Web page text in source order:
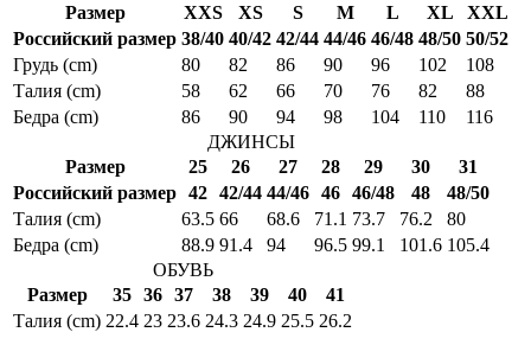
Размер
XXS XS S M L XL
XXL
Российский размер 38/40 40/42 42/44 44/46 46/48 48/50 50/52
Грудь (cm)
80 82 86 90 96 102
108
Талия (cm)
58 62 66 70 76 82
88
Бедра (cm)
86 90 94 98 104 110
116
ДЖИНСЫ
Размер
25 26 27 28 29 30
31
Российский размер 42 42/44 44/46 46 46/48 48
48/50
Талия (cm)
63.5 66 68.6 71.1 73.7 76.2
80
Бедра (cm)
88.9 91.4 94 96.5 99.1 101.6 105.4
ОБУВЬ
Размер
35 36 37 38 39 40
41
Талия (cm) 22.4 23 23.6 24.3 24.9 25.5 26.2